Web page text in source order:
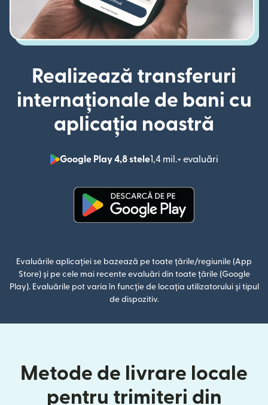
Realizează transferuri
internaționale de bani cu
aplicația noastră
Google Play 4,8 stele1,4 mil.+ evaluări
(se
Evaluările aplicației se bazează pe toate țările/regiunile (App
Store) și pe cele mai recente evaluări din toate țările (Google
Play). Evaluările pot varia în funcție de locația utilizatorului și tipul
de dispozitiv.
Metode de livrare locale
pentru trimiteri din